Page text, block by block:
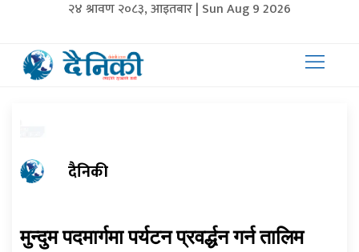
२४ श्रावण २०८३, आइतबार | Sun Aug 9 2026
दैनिकी
मुन्दुम पदमार्गमा पर्यटन प्रवर्द्धन गर्न तालिम